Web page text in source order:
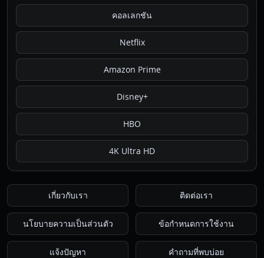
คอลเลกชัน
Netflix
Amazon Prime
Disney+
HBO
4K Ultra HD
เกี่ยวกับเรา ติดต่อเรา
นโยบายความเป็นส่วนตัว ข้อกำหนดการใช้งาน
แจ้งปัญหา คำถามที่พบบ่อย